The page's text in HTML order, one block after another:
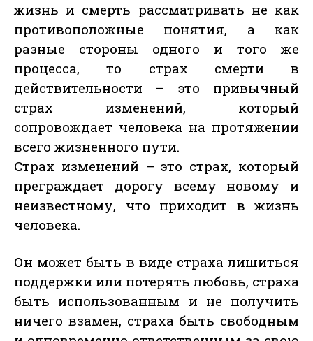
жизнь и смерть рассматривать не как
противоположные понятия, а как
разные стороны одного и того же
процесса, то страх смерти в
действительности – это привычный
страх изменений, который
сопровождает человека на протяжении
всего жизненного пути.
Страх изменений – это страх, который
преграждает дорогу всему новому и
неизвестному, что приходит в жизнь
человека.
Он может быть в виде страха лишиться
поддержки или потерять любовь, страха
быть использованным и не получить
ничего взамен, страха быть свободным